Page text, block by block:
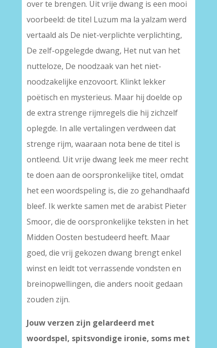
over te brengen. Uit vrije dwang is een mooi
voorbeeld: de titel Luzum ma la yalzam werd
vertaald als De niet-verplichte verplichting,
De zelf-opgelegde dwang, Het nut van het
nutteloze, De noodzaak van het niet-
noodzakelijke enzovoort. Klinkt lekker
poëtisch en mysterieus. Maar hij doelde op
de extra strenge rijmregels die hij zichzelf
oplegde. In alle vertalingen verdween dat
strenge rijm, waaraan nota bene de titel is
ontleend. Uit vrije dwang leek me meer recht
te doen aan de oorspronkelijke titel, omdat
het een woordspeling is, die zo gehandhaafd
bleef. Ik werkte samen met de arabist Pieter
Smoor, die de oorspronkelijke teksten in het
Midden Oosten bestudeerd heeft. Maar
goed, die vrij gekozen dwang brengt enkel
winst en leidt tot verrassende vondsten en
breinopwellingen, die anders nooit gedaan
zouden zijn.
Jouw verzen zijn gelardeerd met
woordspel, spitsvondige ironie, soms met